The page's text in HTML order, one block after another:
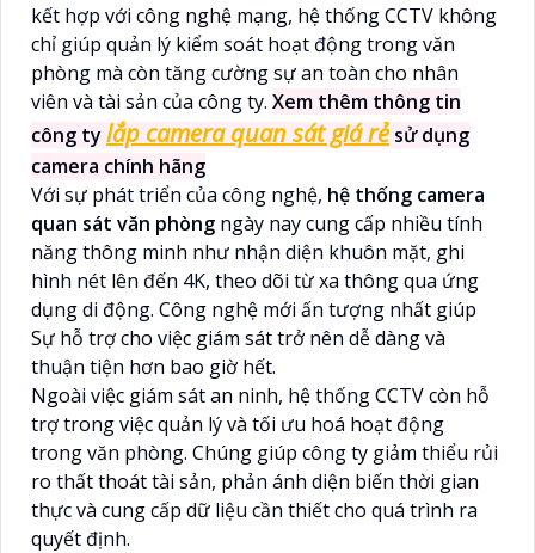
kết hợp với công nghệ mạng, hệ thống CCTV không
chỉ giúp quản lý kiểm soát hoạt động trong văn
phòng mà còn tăng cường sự an toàn cho nhân
viên và tài sản của công ty. Xem thêm thông tin
công ty lắp camera quan sát giá rẻsử dụng
camera chính hãng
Với sự phát triển của công nghệ, hệ thống camera
quan sát văn phòng ngày nay cung cấp nhiều tính
năng thông minh như nhận diện khuôn mặt, ghi
hình nét lên đến 4K, theo dõi từ xa thông qua ứng
dụng di động. Công nghệ mới ấn tượng nhất giúp
Sự hỗ trợ cho việc giám sát trở nên dễ dàng và
thuận tiện hơn bao giờ hết.
Ngoài việc giám sát an ninh, hệ thống CCTV còn hỗ
trợ trong việc quản lý và tối ưu hoá hoạt động
trong văn phòng. Chúng giúp công ty giảm thiểu rủi
ro thất thoát tài sản, phản ánh diện biến thời gian
thực và cung cấp dữ liệu cần thiết cho quá trình ra
quyết định.